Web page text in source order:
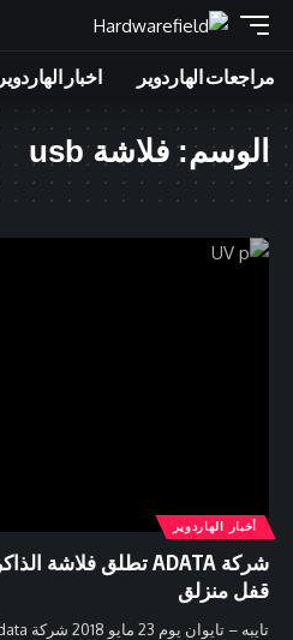
مراجعات الهاردوير اخبار الهاردوير
الوسم: فلاشة usb
أخبار الهاردوير
قفل منزلق